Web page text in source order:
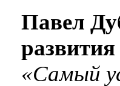
Павел
«Самый